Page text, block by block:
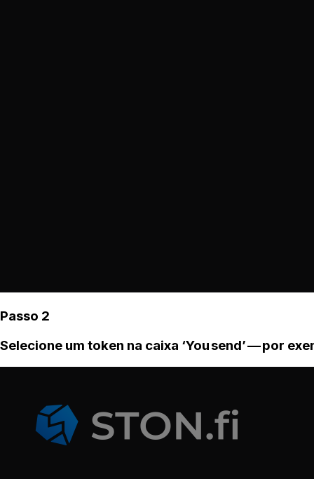
Passo 2
Selecione um token na caixa ‘You send’ — por